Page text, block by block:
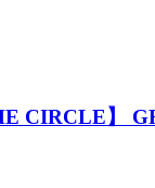
CIRCLE】